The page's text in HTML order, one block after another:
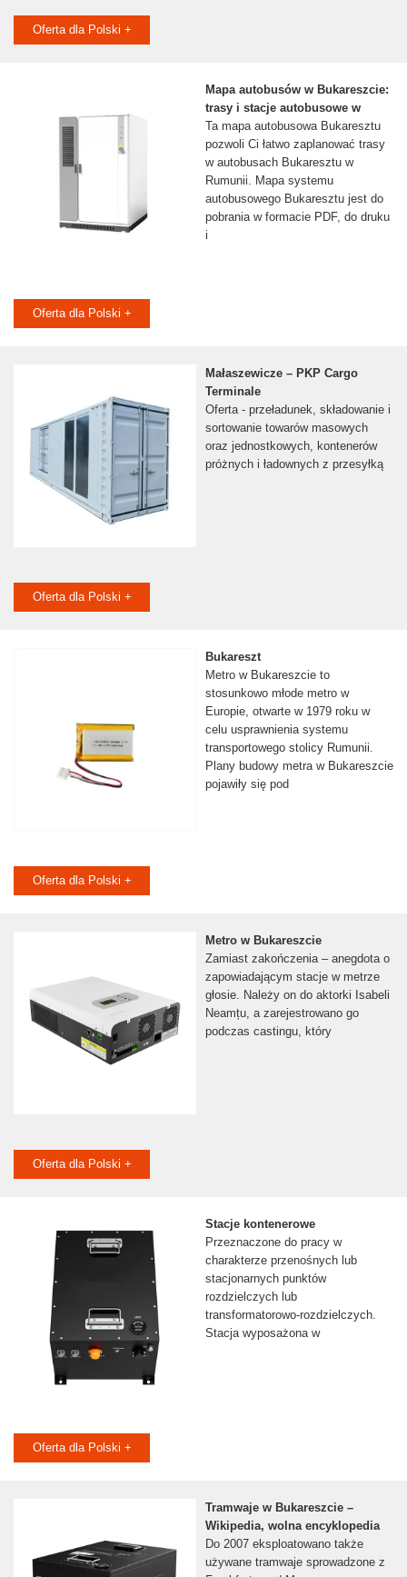
Oferta dla Polski +
Mapa autobusów w Bukareszcie:
trasy i stacje autobusowe w
Ta mapa autobusowa Bukaresztu
pozwoli Ci łatwo zaplanować trasy
w autobusach Bukaresztu w
Rumunii. Mapa systemu
autobusowego Bukaresztu jest do
pobrania w formacie PDF, do druku
i
Oferta dla Polski +
Małaszewicze – PKP Cargo
Terminale
Oferta - przeładunek, składowanie i
sortowanie towarów masowych
oraz jednostkowych, kontenerów
próżnych i ładownych z przesyłką
Oferta dla Polski +
Bukareszt
Metro w Bukareszcie to
stosunkowo młode metro w
Europie, otwarte w 1979 roku w
celu usprawnienia systemu
transportowego stolicy Rumunii.
Plany budowy metra w Bukareszcie
pojawiły się pod
Oferta dla Polski +
Metro w Bukareszcie
Zamiast zakończenia – anegdota o
zapowiadającym stacje w metrze
głosie. Należy on do aktorki Isabeli
Neamțu, a zarejestrowano go
podczas castingu, który
Oferta dla Polski +
Stacje kontenerowe
Przeznaczone do pracy w
charakterze przenośnych lub
stacjonarnych punktów
rozdzielczych lub
transformatorowo-rozdzielczych.
Stacja wyposażona w
Oferta dla Polski +
Tramwaje w Bukareszcie –
Wikipedia, wolna encyklopedia
Do 2007 eksploatowano także
używane tramwaje sprowadzone z